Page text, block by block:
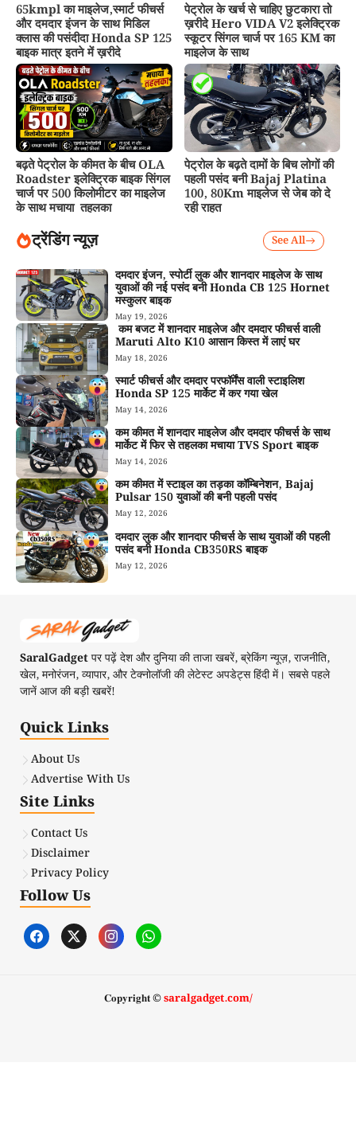
65kmpl का माइलेज,स्मार्ट फीचर्स
और दमदार इंजन के साथ मिडिल
क्लास की पसंदीदा Honda SP 125
बाइक मात्र इतने में ख़रीदे
पेट्रोल के खर्च से चाहिए छुटकारा तो
ख़रीदे Hero VIDA V2 इलेक्ट्रिक
स्कूटर सिंगल चार्ज पर 165 KM का
माइलेज के साथ
बढ़ते पेट्रोल के कीमत के बीच OLA
Roadster इलेक्ट्रिक बाइक सिंगल
चार्ज पर 500 किलोमीटर का माइलेज
के साथ मचाया तहलका
पेट्रोल के बढ़ते दामों के बिच लोगों की
पहली पसंद बनी Bajaj Platina
100, 80Km माइलेज से जेब को दे
रही राहत
ट्रेंडिंग न्यूज़ See All
दमदार इंजन, स्पोर्टी लुक और शानदार माइलेज के साथ
युवाओं की नई पसंद बनी Honda CB 125 Hornet
मस्कुलर बाइक
May 19, 2026
कम बजट में शानदार माइलेज और दमदार फीचर्स वाली
Maruti Alto K10 आसान किस्त में लाएं घर
May 18, 2026
स्मार्ट फीचर्स और दमदार परफॉर्मेंस वाली स्टाइलिश
Honda SP 125 मार्केट में कर गया खेल
May 14, 2026
कम कीमत में शानदार माइलेज और दमदार फीचर्स के साथ
मार्केट में फिर से तहलका मचाया TVS Sport बाइक
May 14, 2026
कम कीमत में स्टाइल का तड़का कॉम्बिनेशन, Bajaj
Pulsar 150 युवाओं की बनी पहली पसंद
May 12, 2026
दमदार लुक और शानदार फीचर्स के साथ युवाओं की पहली
पसंद बनी Honda CB350RS बाइक
May 12, 2026
SaralGadgetपर पढ़ें देश और दुनिया की ताजा खबरें, ब्रेकिंग न्यूज़, राजनीति,
खेल, मनोरंजन, व्यापार, और टेक्नोलॉजी की लेटेस्ट अपडेट्स हिंदी में। सबसे पहले
जानें आज की बड़ी खबरें!
Quick Links
About Us
Advertise With Us
Site Links
Contact Us
Disclaimer
Privacy Policy
Follow Us
𝐂𝐨𝐩𝐲𝐫𝐢𝐠𝐡𝐭 ©saralgadget.com/